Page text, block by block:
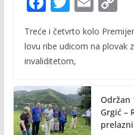
ac
e
b
o
k
w
itt
er
m
ai p
n
k
Treće i četvrto kolo
lovu ribe udicom na plovak
invaliditetom,
Održan
Grgić –